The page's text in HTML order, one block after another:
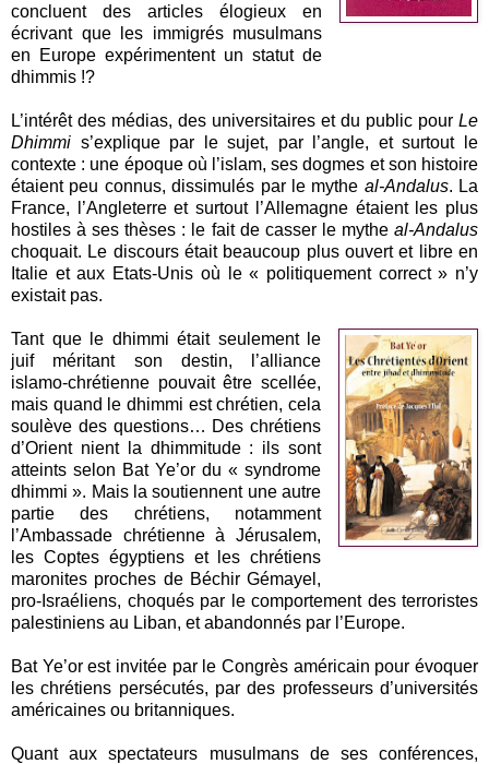
concluent des articles élogieux en
écrivant que les immigrés musulmans
en Europe expérimentent un statut de
dhimmis !?
L’intérêt des médias, des universitaires et du public pour Le
Dhimmi s’explique par le sujet, par l’angle, et surtout le
contexte : une époque où l’islam, ses dogmes et son histoire
étaient peu connus, dissimulés par le mythe al-Andalus. La
France, l’Angleterre et surtout l’Allemagne étaient les plus
hostiles à ses thèses : le fait de casser le mythe al-Andalus
choquait. Le discours était beaucoup plus ouvert et libre en
Italie et aux Etats-Unis où le « politiquement correct » n’y
existait pas.
Tant que le dhimmi était seulement le
juif méritant son destin, l’alliance
islamo-chrétienne pouvait être scellée,
mais quand le dhimmi est chrétien, cela
soulève des questions… Des chrétiens
d’Orient nient la dhimmitude : ils sont
atteints selon Bat Ye’or du « syndrome
dhimmi ». Mais la soutiennent une autre
partie des chrétiens, notamment
l’Ambassade chrétienne à Jérusalem,
les Coptes égyptiens et les chrétiens
maronites proches de Béchir Gémayel,
pro-Israéliens, choqués par le comportement des terroristes
palestiniens au Liban, et abandonnés par l’Europe.
Bat Ye’or est invitée par le Congrès américain pour évoquer
les chrétiens persécutés, par des professeurs d’universités
américaines ou britanniques.
Quant aux spectateurs musulmans de ses conférences,